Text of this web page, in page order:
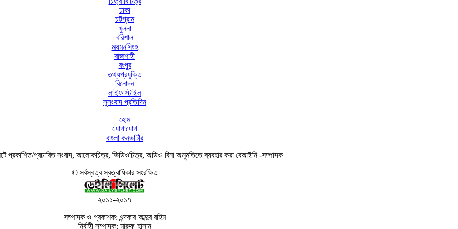
ঢাকা
চট্টগ্রাম
খুলনা
বরিশাল
ময়মনসিংহ
রাজশাহী
রংপুর
তথ্যপ্রযুক্তি
বিনোদন
লাইফ স্টাইল
সুসংবাদ প্রতিদিন
হোম
যোগাযোগ
বাংলা কনভার্টার
প্রকাশিত/প্রচারিত সংবাদ, আলোকচিত্র, ভিডিওচিত্র, অডিও বিনা অনুমতিতে ব্যবহার করা বেআইনি -সম্পাদক
© সর্বস্বত্ব স্বত্বাধিকার সংরক্ষিত
২০১১-২০১৭
সম্পাদক ও প্রকাশক: খন্দকার আব্দুর রহিম
নির্বাহী সম্পাদক: মারুফ হাসান